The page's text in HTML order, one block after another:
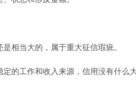
相当大的，属于重大征信瑕疵。
的工作和收入来源，信用没有什